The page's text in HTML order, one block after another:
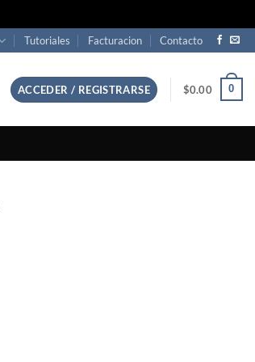
Tutoriales Facturacion Contacto
ACCEDER / REGISTRARSE $0.00 0